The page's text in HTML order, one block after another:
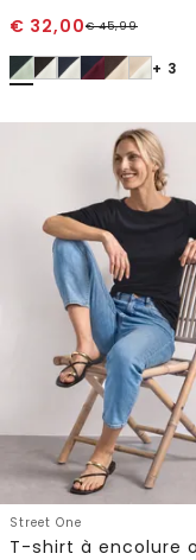
€ 32,00€45,99
+ 3
Street One